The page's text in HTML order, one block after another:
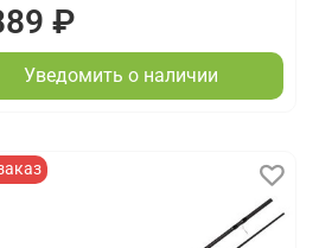
₽
Уведомить о наличии